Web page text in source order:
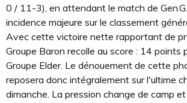
0 / 11-3), en attendant le match de
incidence majeure sur le classement
Avec cette victoire nette rapportant de
Groupe Baron recolle au score : 14 points
Groupe Elder. Le dénouement de cette
reposera donc intégralement sur l'ultime
dimanche. La pression change de camp